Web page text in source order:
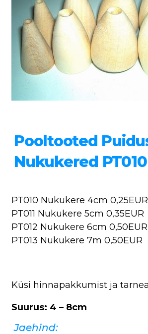
Pooltooted
Nukukered PT010
PT010 Nukukere 4cm 0,25EUR
PT011 Nukukere 5cm 0,35EUR
PT012 Nukukere 6cm 0,50EUR
PT013 Nukukere 7m 0,50EUR
Küsi hinnapakkumist ja
Suurus: 4 – 8cm
Jaehind: